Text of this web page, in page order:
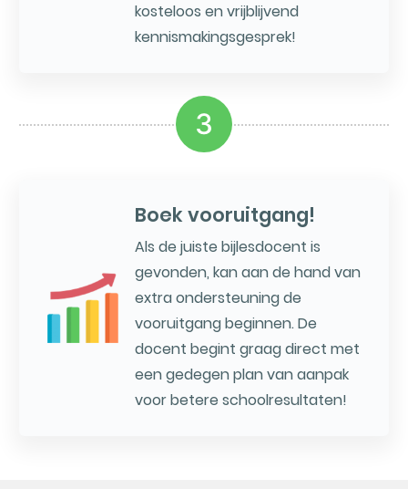
kosteloos en vrijblijvend
kennismakingsgesprek!
3
Boek vooruitgang!
Als de juiste bijlesdocent is
gevonden, kan aan de hand van
extra ondersteuning de
vooruitgang beginnen. De
docent begint graag direct met
een gedegen plan van aanpak
voor betere schoolresultaten!